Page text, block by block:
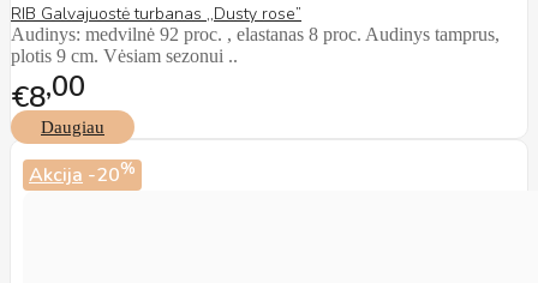
RIB Galvajuostė turbanas ,,Dusty rose”
Audinys: medvilnė 92 proc. , elastanas 8 proc. Audinys tamprus,
plotis 9 cm. Vėsiam sezonui ..
€800
Daugiau
Akcija -20%